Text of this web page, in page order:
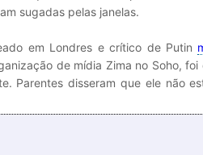
sugadas pelas janelas.
em Londres e crítico de Putin
de mídia Zima no Soho,
Parentes disseram que ele não